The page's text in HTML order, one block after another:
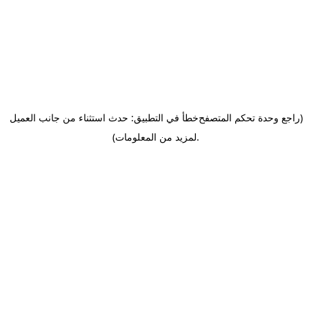
خطأ في التطبيق: حدث استثناء من جانب العميل(راجع وحدة تحكم المتصفح
لمزيد من المعلومات).